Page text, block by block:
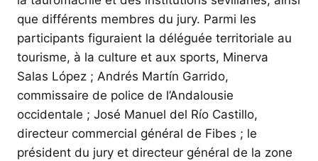
que différents membres du jury. Parmi les
participants figuraient la déléguée territoriale au
tourisme, à la culture et aux sports, Minerva
Salas López ; Andrés Martín Garrido,
commissaire de police de l’Andalousie
occidentale ; José Manuel del Río Castillo,
directeur commercial général de Fibes ; le
président du jury et directeur général de la zone